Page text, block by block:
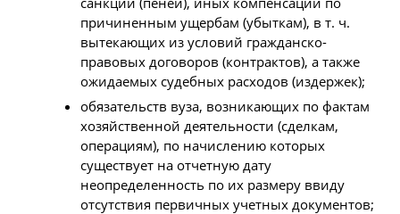
причиненным ущербам (убыткам), в т. ч.
вытекающих из условий гражданско-
правовых договоров (контрактов), а также
ожидаемых судебных расходов (издержек);
обязательств вуза, возникающих по фактам
хозяйственной деятельности (сделкам,
операциям), по начислению которых
существует на отчетную дату
неопределенность по их размеру ввиду
отсутствия первичных учетных документов;